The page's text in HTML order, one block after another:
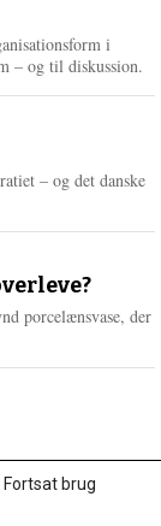
i
– og til diskussion.
– og det danske
porcelænsvase, der
brug